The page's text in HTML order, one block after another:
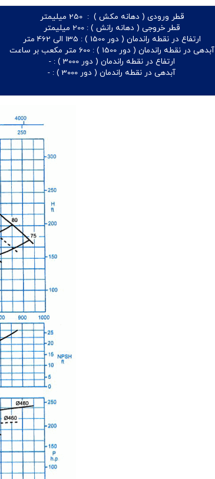
قطر ورودی ( دهانه مکش ) :250 میلیمتر
قطر خروجی ( دهانه رانش ) :
ارتفاع در نقطه راندمان ( دور 1500 ) :
آبدهی در نقطه راندمان ( دور 1500 ) :
600 متر مکعب بر ساعت
ارتفاع در نقطه راندمان ( دور 3000 ) : -
آبدهی در نقطه راندمان ( دور 3000 ) : -